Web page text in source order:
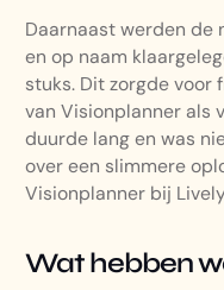
Daarnaast werden
en op naam
stuks. Dit zorgde voor
van Visionplanner als
duurde lang en was
over een slimmere
Visionplanner bij
Wat hebben